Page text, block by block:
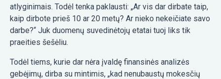
atlyginimais. Todėl tenka paklausti: „Ar vis dar dirbate taip,
kaip dirbote prieš 10 ar 20 metų? Ar nieko nekeičiate savo
darbe?“ Juk duomenų suvedinėtojų etatai tuoj liks tik
praeities šešėliu.
Todėl tiems, kurie dar nėra įvaldę finansinės analizės
gebėjimų, dirba su mintimis, „kad nenubaustų mokesčių